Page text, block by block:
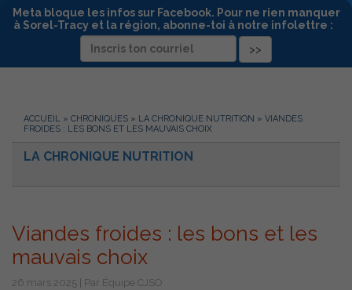
Meta bloque les infos sur Facebook. Pour ne rien manquer
à Sorel-Tracy et la région, abonne-toi à notre infolettre :
ACCUEIL » CHRONIQUES » LA CHRONIQUE NUTRITION » VIANDES
FROIDES : LES BONS ET LES MAUVAIS CHOIX
LA CHRONIQUE NUTRITION
Viandes froides : les bons et les
mauvais choix
26 mars 2025 | Par Équipe CJSO